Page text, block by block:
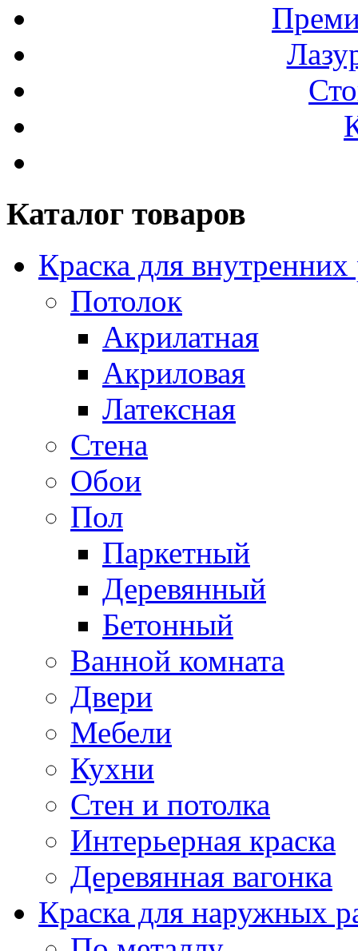
Каталог товаров
Краска для внутренних
Потолок
Акрилатная
Акриловая
Латексная
Стена
Обои
Пол
Паркетный
Деревянный
Бетонный
Ванной комната
Двери
Мебели
Кухни
Стен и потолка
Интерьерная краска
Деревянная вагонка
Краска для наружных